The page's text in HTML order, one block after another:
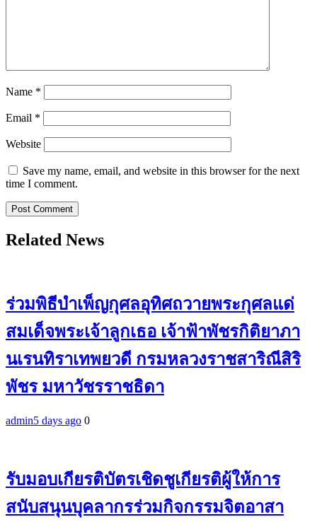
Name *
Email *
Website
Save my name, email, and website in this browser for the next
time I comment.
Related News
ร่วมพิธีบำเพ็ญกุศลอุทิศถวายพระกุศลแด่
สมเด็จพระเจ้าลูกเธอ เจ้าฟ้าพัชรกิติยาภา
นเรนทิราเทพยวดี กรมหลวงราชสาริณีสิริ
พัชร มหาวัชรราชธิดา
admin5 days ago 0
รับมอบเกียรติบัตรเชิดชูเกียรติผู้ให้การ
สนับสนุนบุคลากรร่วมกิจกรรมจิตอาสา